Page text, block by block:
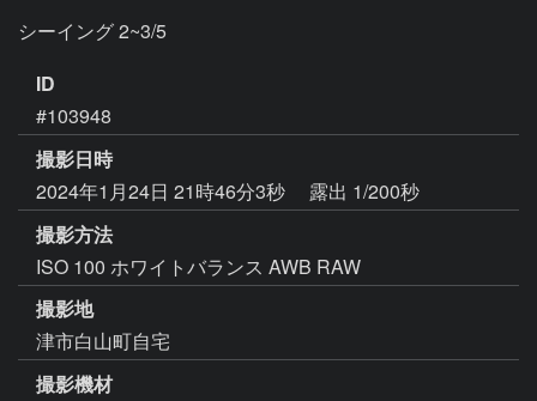
シーイング 2~3/5
ID
#103948
撮影日時
2024年1月24日 21時46分3秒
露出 1/200秒
撮影方法
ISO 100 ホワイトバランス AWB RAW
撮影地
津市白山町自宅
撮影機材